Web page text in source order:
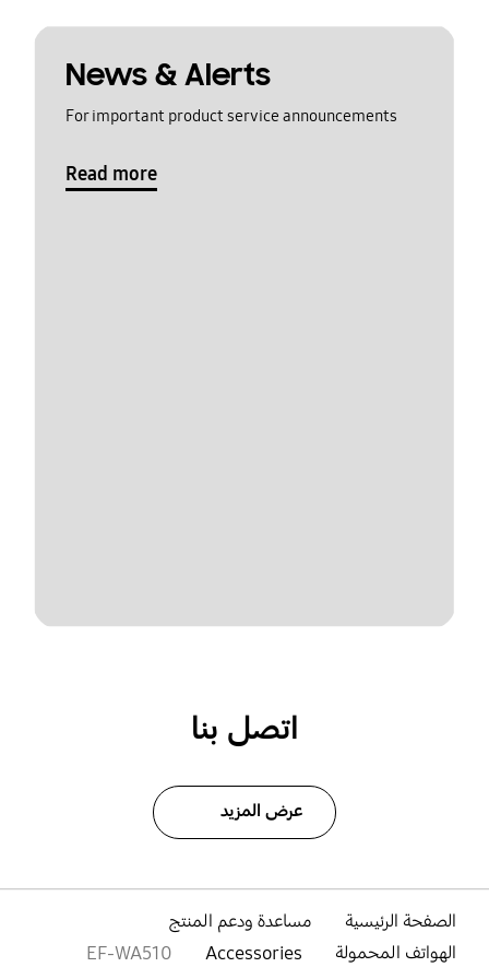
News & Alerts
For important product service announcements
Read more
اتصل بنا
عرض المزيد
الصفحة الرئيسية
مساعدة ودعم المنتج
الهواتف المحمولة
Accessories
EF-WA510